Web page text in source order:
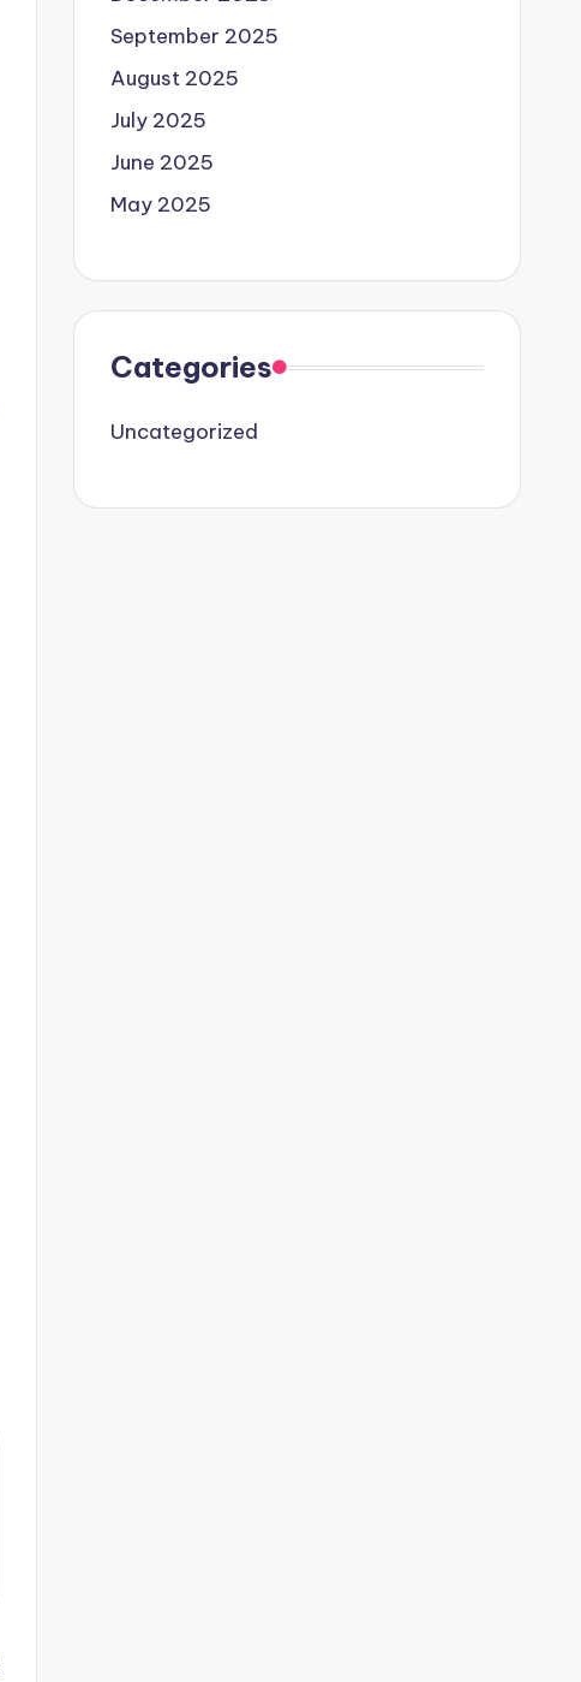
September 2025
August 2025
July 2025
June 2025
May 2025
Categories
Uncategorized